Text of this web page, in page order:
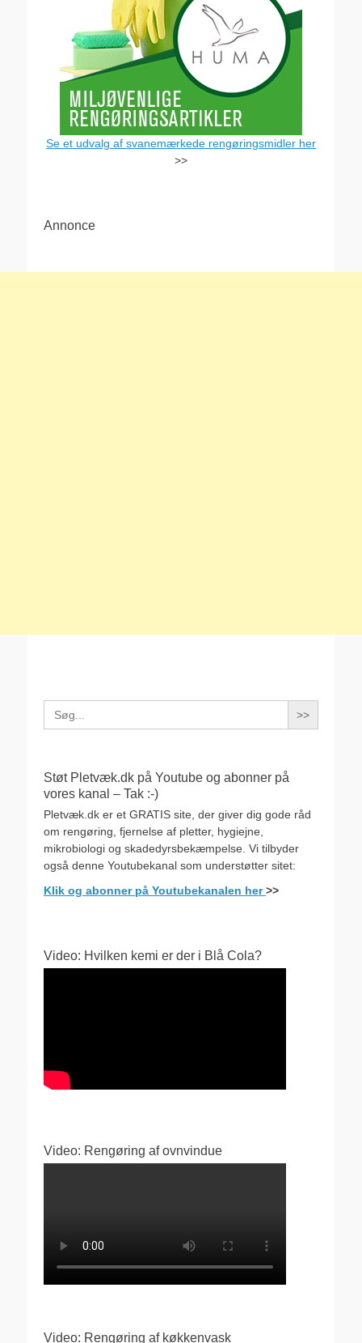
Se et udvalg af svanemærkede rengøringsmidler her
>>
Annonce
Search
for:
Støt Pletvæk.dk på Youtube og abonner på
vores kanal – Tak :-)
Pletvæk.dk er et GRATIS site, der giver dig gode råd
om rengøring, fjernelse af pletter, hygiejne,
mikrobiologi og skadedyrsbekæmpelse. Vi tilbyder
også denne Youtubekanal som understøtter sitet:
Klik og abonner på Youtubekanalen her>>
Video: Hvilken kemi er der i Blå Cola?
Video: Rengøring af ovnvindue
Video: Rengøring af køkkenvask